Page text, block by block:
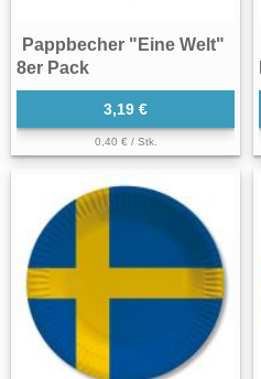
Pappbecher "Eine Welt"
8er Pack
3,19 €
0,40 € / Stk.